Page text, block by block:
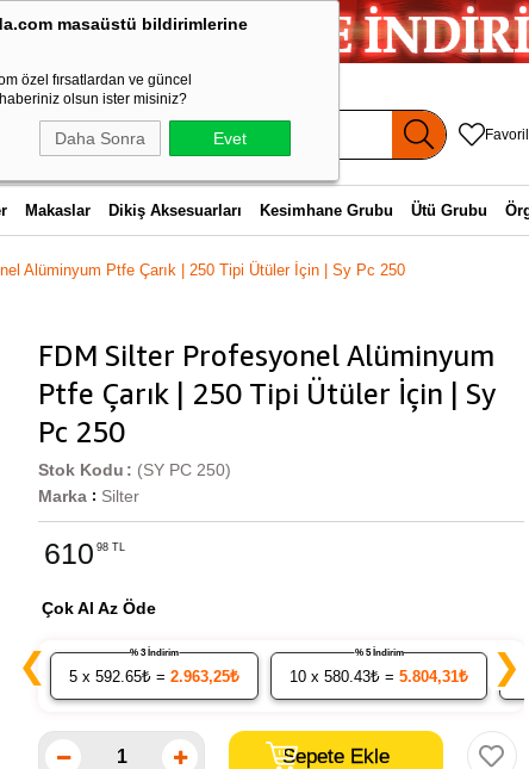
masaüstü bildirimlerine
özel fırsatlardan ve güncel
olsun ister misiniz?
Daha Sonra Evet
Makaslar Dikiş Aksesuarları Kesimhane Grubu Ütü Grubu
Alüminyum Ptfe Çarık | 250 Tipi Ütüler İçin | Sy Pc 250
FDM Silter Profesyonel Alüminyum
Ptfe Çarık | 250 Tipi Ütüler İçin | Sy
Pc 250
(SY PC 250)
Stok Kodu
Marka : Silter
610 98 TL
Çok Al Az Öde
❮ 5 x 592.65₺ = 2.963,25₺
% 3 İndirim
10 x 580.43₺ = 5.804,31₺
% 5 İndirim ❯